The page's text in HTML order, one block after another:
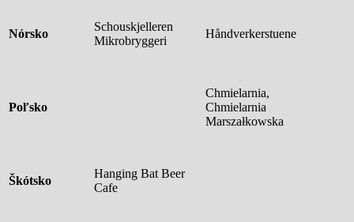
Nórsko
Schouskjelleren
Mikrobryggeri
Håndverkerstuene
Poľsko
Chmielarnia,
Chmielarnia
Marszałkowska
Škótsko
Hanging Bat Beer
Cafe